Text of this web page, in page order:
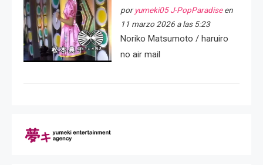
por yumeki05 J-PopParadiseen
11 marzo 2026 a las 5:23
Noriko Matsumoto / haruiro
no air mail